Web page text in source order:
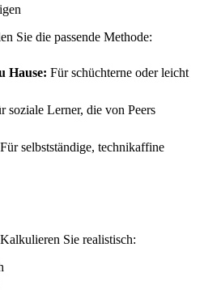
Sie die passende Methode:
Hause: Für schüchterne oder leicht
soziale Lerner, die von Peers
Für selbstständige, technikaffine
Sie realistisch: